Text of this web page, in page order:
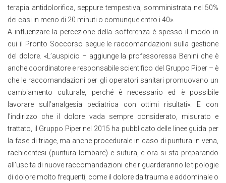
terapia antidolorifica, seppure tempestiva, somministrata nel 50%
dei casi in meno di 20 minuti o comunque entro i 40».
A influenzare la percezione della sofferenza è spesso il modo in
cui il Pronto Soccorso segue le raccomandazioni sulla gestione
del dolore. «L’auspicio – aggiunge la professoressa Benini che è
anche coordinatore e responsabile scientifico del Gruppo Piper – è
che le raccomandazioni per gli operatori sanitari promuovano un
cambiamento culturale, perché è necessario ed è possibile
lavorare sull’analgesia pediatrica con ottimi risultati». E con
l’indirizzo che il dolore vada sempre considerato, misurato e
trattato, il Gruppo Piper nel 2015 ha pubblicato delle linee guida per
la fase di triage, ma anche procedurale in caso di puntura in vena,
rachicentesi (puntura lombare) e sutura, e ora si sta preparando
all’uscita di nuove raccomandazioni che riguarderanno le tipologie
di dolore molto frequenti, come il dolore da trauma e addominale o